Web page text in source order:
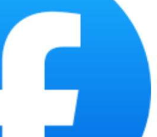
sử dụng các ứng dụng giải trí mượt